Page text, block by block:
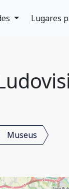
Lugares
Museus